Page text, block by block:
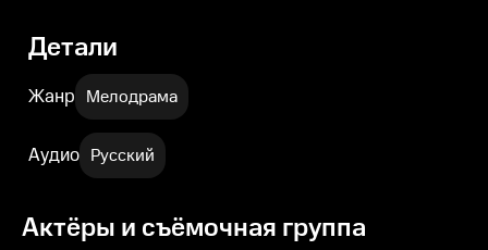
Детали
Жанр Мелодрама
Аудио Русский
Актёры и съёмочная группа